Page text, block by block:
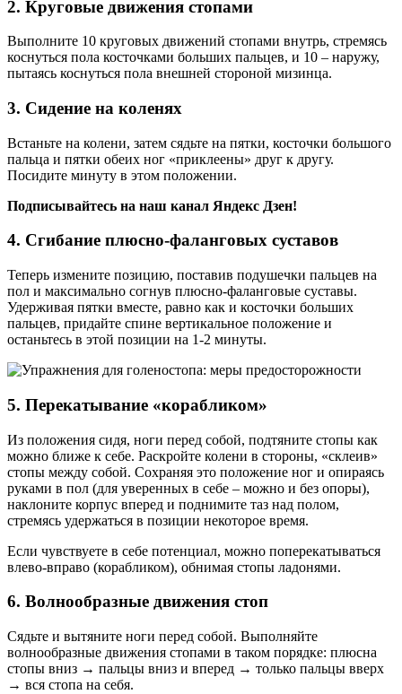
2. Круговые движения стопами
Выполните 10 круговых движений стопами внутрь, стремясь
коснуться пола косточками больших пальцев, и 10 – наружу,
пытаясь коснуться пола внешней стороной мизинца.
3. Сидение на коленях
Встаньте на колени, затем сядьте на пятки, косточки большого
пальца и пятки обеих ног «приклеены» друг к другу.
Посидите минуту в этом положении.
Подписывайтесь на наш канал Яндекс Дзен!
4. Сгибание плюсно-фаланговых суставов
Теперь измените позицию, поставив подушечки пальцев на
пол и максимально согнув плюсно-фаланговые суставы.
Удерживая пятки вместе, равно как и косточки больших
пальцев, придайте спине вертикальное положение и
останьтесь в этой позиции на 1-2 минуты.
5. Перекатывание «корабликом»
Из положения сидя, ноги перед собой, подтяните стопы как
можно ближе к себе. Раскройте колени в стороны, «склеив»
стопы между собой. Сохраняя это положение ног и опираясь
руками в пол (для уверенных в себе – можно и без опоры),
наклоните корпус вперед и поднимите таз над полом,
стремясь удержаться в позиции некоторое время.
Если чувствуете в себе потенциал, можно поперекатываться
влево-вправо (корабликом), обнимая стопы ладонями.
6. Волнообразные движения стоп
Сядьте и вытяните ноги перед собой. Выполняйте
волнообразные движения стопами в таком порядке: плюсна
стопы вниз → пальцы вниз и вперед → только пальцы вверх
→ вся стопа на себя.